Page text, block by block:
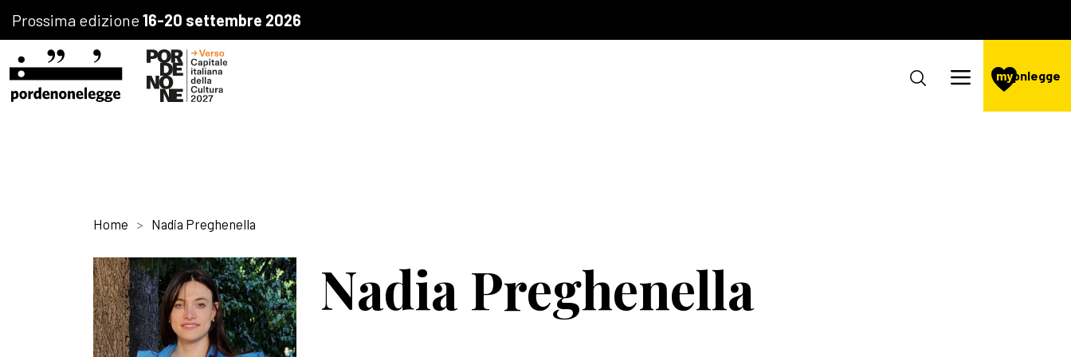
Prossima edizione16-20 settembre 2026
mypnlegge
Home Nadia Preghenella
Nadia Preghenella